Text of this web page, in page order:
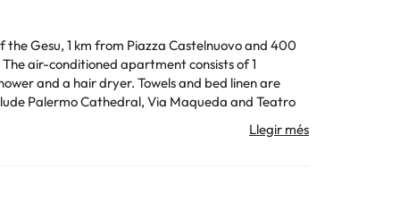
the Gesu, 1 km from Piazza Castelnuovo and 400
and a hair dryer. Towels and bed linen are